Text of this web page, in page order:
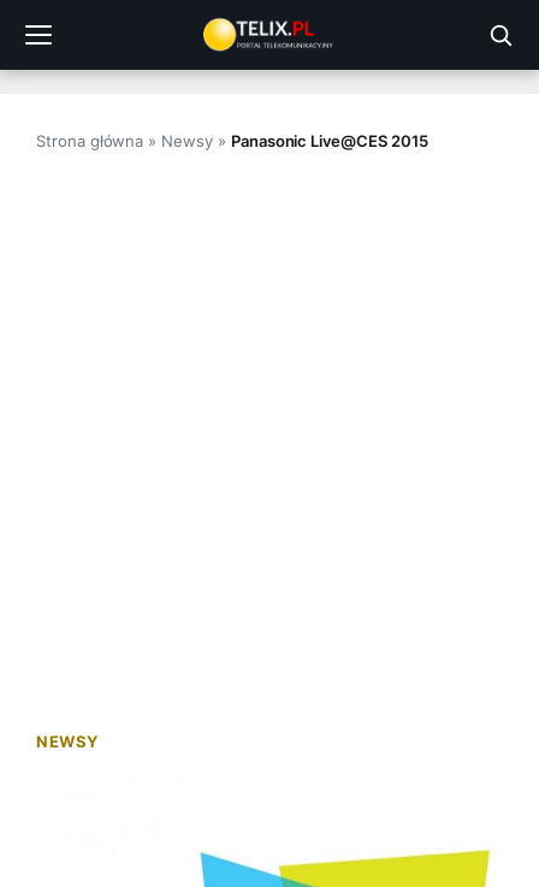
treści
Strona główna » Newsy» Panasonic Live@CES 2015
NEWSY